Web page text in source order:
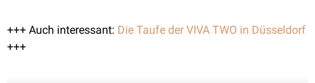
+++ Auch interessant: Die Taufe der VIVA TWO in Düsseldorf
+++